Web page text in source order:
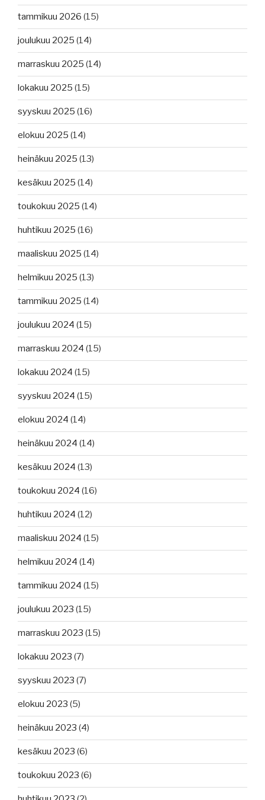
tammikuu 2026 (15)
joulukuu 2025 (14)
marraskuu 2025 (14)
lokakuu 2025 (15)
syyskuu 2025 (16)
elokuu 2025 (14)
heinäkuu 2025 (13)
kesäkuu 2025 (14)
toukokuu 2025 (14)
huhtikuu 2025 (16)
maaliskuu 2025 (14)
helmikuu 2025 (13)
tammikuu 2025 (14)
joulukuu 2024 (15)
marraskuu 2024 (15)
lokakuu 2024 (15)
syyskuu 2024 (15)
elokuu 2024 (14)
heinäkuu 2024 (14)
kesäkuu 2024 (13)
toukokuu 2024 (16)
huhtikuu 2024 (12)
maaliskuu 2024 (15)
helmikuu 2024 (14)
tammikuu 2024 (15)
joulukuu 2023 (15)
marraskuu 2023 (15)
lokakuu 2023 (7)
syyskuu 2023 (7)
elokuu 2023 (5)
heinäkuu 2023 (4)
kesäkuu 2023 (6)
toukokuu 2023 (6)